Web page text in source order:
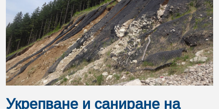
Укрепване и саниране на